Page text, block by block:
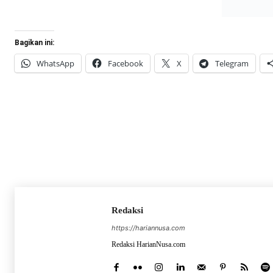
Bagikan ini:
WhatsApp Facebook X Telegram
Redaksi
https://hariannusa.com
Redaksi HarianNusa.com